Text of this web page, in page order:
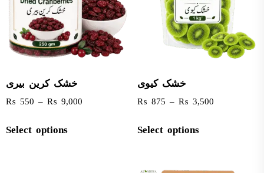
خشک کرین بیری
₨ 550 – ₨ 9,000
Select options
خشک کیوی
₨ 875 – ₨ 3,500
Select options